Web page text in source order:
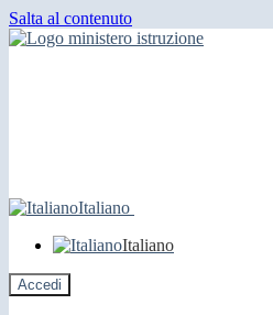
Salta al contenuto
Italiano
Italiano
Accedi